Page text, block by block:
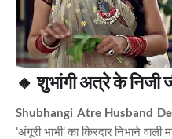
🔸शुभांगी अत्रे के निजी
Shubhangi Atre Husband
'अंगूरी भाभी' का किरदार निभाने